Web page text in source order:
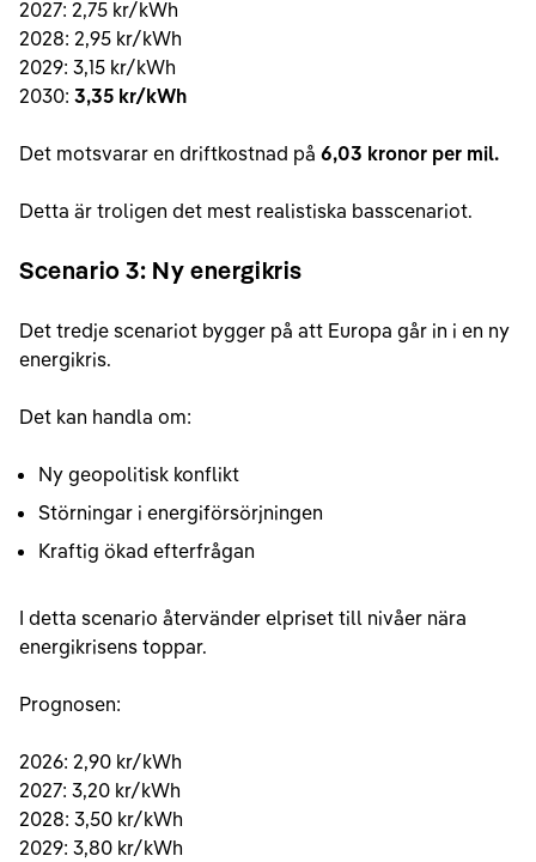
2027: 2,75 kr/kWh
2028: 2,95 kr/kWh
2029: 3,15 kr/kWh
2030: 3,35 kr/kWh
Det motsvarar en driftkostnad på 6,03 kronor per mil.
Detta är troligen det mest realistiska basscenariot.
Scenario 3: Ny energikris
Det tredje scenariot bygger på att Europa går in i en ny
energikris.
Det kan handla om:
Ny geopolitisk konflikt
Störningar i energiförsörjningen
Kraftig ökad efterfrågan
I detta scenario återvänder elpriset till nivåer nära
energikrisens toppar.
Prognosen:
2026: 2,90 kr/kWh
2027: 3,20 kr/kWh
2028: 3,50 kr/kWh
2029: 3,80 kr/kWh